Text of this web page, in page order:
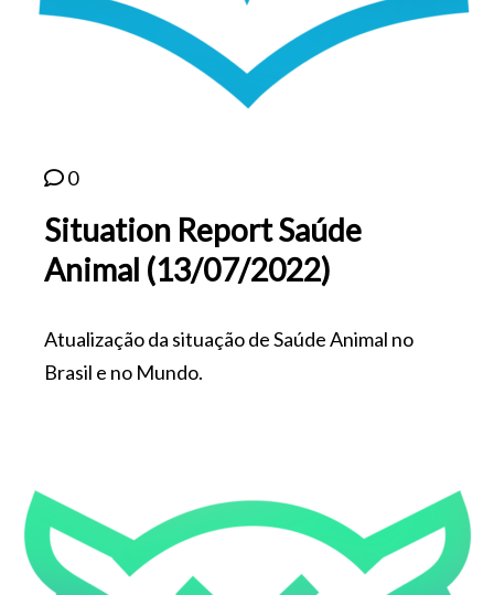
0
Situation Report Saúde
Animal (13/07/2022)
Atualização da situação de Saúde Animal no
Brasil e no Mundo.